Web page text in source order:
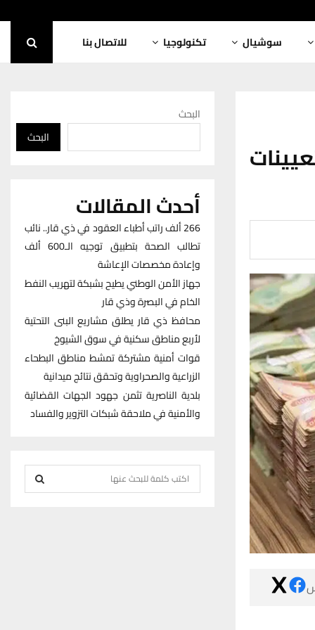
سوشيال تكنولوجيا للاتصال بنا
البحث
البحث
أحدث المقالات
266 ألف راتب أطباء العقود في ذي قار.. نائب
تطالب الصحة بتطبيق توجيه الـ600 ألف
وإعادة مخصصات الإعاشة
جهاز الأمن الوطني يطيح بشبكة لتهريب النفط
الخام في البصرة وذي قار
محافظ ذي قار يطلق مشاريع البنى التحتية
لأربع مناطق سكنية في سوق الشيوخ
قوات أمنية مشتركة تمشط مناطق البطحاء
الزراعية والصحراوية وتحقق نتائج ميدانية
بلدية الناصرية تثمن جهود الجهات القضائية
والأمنية في ملاحقة شبكات التزوير والفساد
e